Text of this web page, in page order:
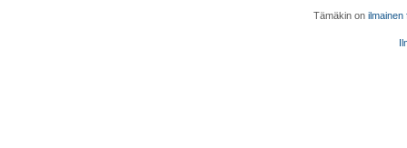
Tämäkin on ilmainen